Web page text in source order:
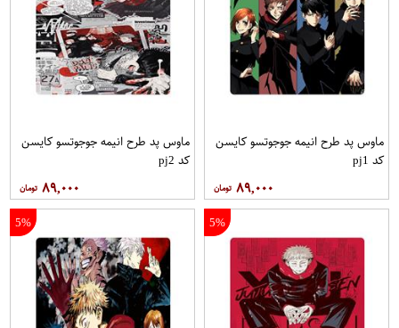
ماوس پد طرح انیمه جوجوتسو کایسن
کد pj1
۸۹,۰۰۰
ماوس پد طرح انیمه جوجوتسو کایسن
کد pj2
۸۹,۰۰۰
5%
5%